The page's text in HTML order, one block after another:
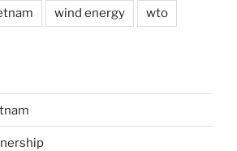
wind energy wto